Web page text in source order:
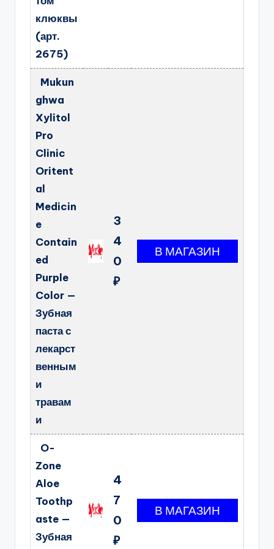
клюквы
(арт.
2675)
Mukun
ghwa
Xylitol
Pro
Clinic
Oritent
al
Medicin
e
Contain
ed
Purple
Color —
Зубная
паста с
лекарст
венным
и
травам
и
3
4
0
₽
O-
Zone
Aloe
Toothp
aste —
Зубная
4
7
0
₽